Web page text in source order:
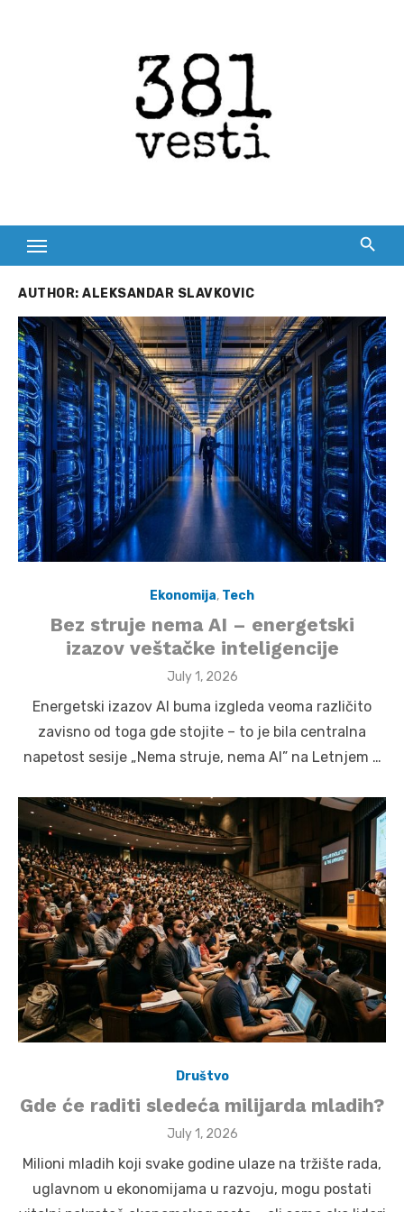
AUTHOR: ALEKSANDAR SLAVKOVIC
Ekonomija, Tech
Bez struje nema AI – energetski
izazov veštačke inteligencije
Posted
July 1, 2026
Energetski izazov AI buma izgleda veoma različito
zavisno od toga gde stojite – to je bila centralna
napetost sesije „Nema struje, nema AI” na Letnjem …
Društvo
Gde će raditi sledeća milijarda mladih?
Posted
July 1, 2026
Milioni mladih koji svake godine ulaze na tržište rada,
uglavnom u ekonomijama u razvoju, mogu postati